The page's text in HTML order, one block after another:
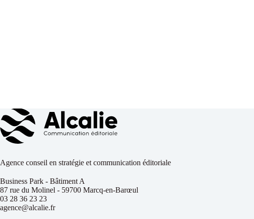
Agence conseil en stratégie et communication éditoriale
Business Park - Bâtiment A
87 rue du Molinel - 59700 Marcq-en-Barœul
03 28 36 23 23
agence@alcalie.fr